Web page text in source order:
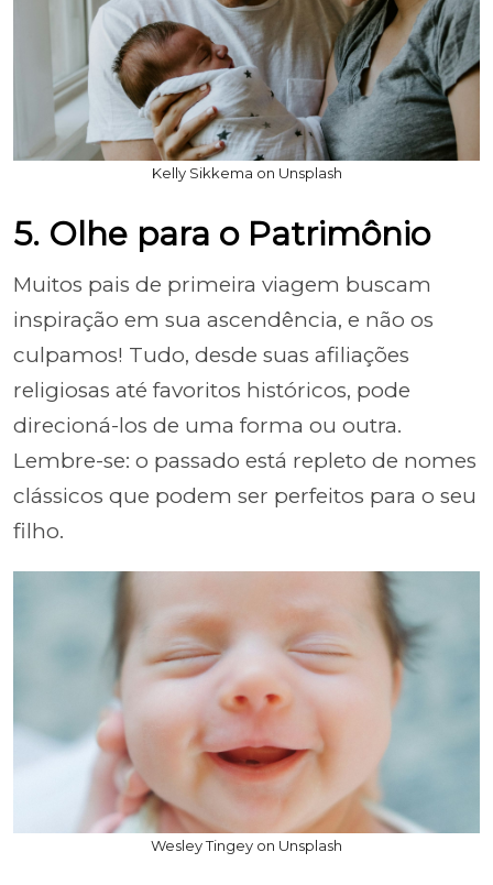
Kelly Sikkema on Unsplash
5. Olhe para o Patrimônio
Muitos pais de primeira viagem buscam
inspiração em sua ascendência, e não os
culpamos! Tudo, desde suas afiliações
religiosas até favoritos históricos, pode
direcioná-los de uma forma ou outra.
Lembre-se: o passado está repleto de nomes
clássicos que podem ser perfeitos para o seu
filho.
Wesley Tingey on Unsplash